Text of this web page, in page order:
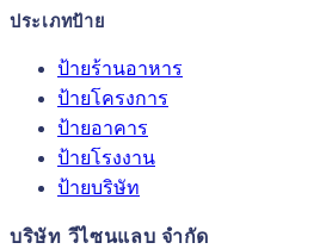
ประเภทป้าย
ป้ายร้านอาหาร
ป้ายโครงการ
ป้ายอาคาร
ป้ายโรงงาน
ป้ายบริษัท
บริษัท วีไซนแลบ จำกัด